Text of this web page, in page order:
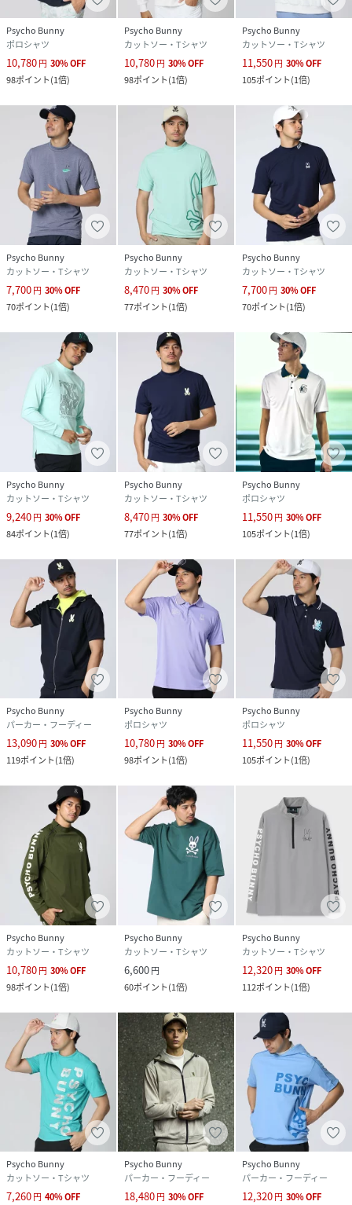
Psycho Bunny
ポロシャツ
10,780円 30%OFF
98ポイント(1倍)
Psycho Bunny
カットソー・Tシャツ
10,780円 30%OFF
98ポイント(1倍)
Psycho Bunny
カットソー・Tシャツ
11,550円 30%OFF
105ポイント(1倍)
Psycho Bunny
カットソー・Tシャツ
7,700円 30%OFF
70ポイント(1倍)
Psycho Bunny
カットソー・Tシャツ
8,470円 30%OFF
77ポイント(1倍)
Psycho Bunny
カットソー・Tシャツ
7,700円 30%OFF
70ポイント(1倍)
Psycho Bunny
カットソー・Tシャツ
9,240円 30%OFF
84ポイント(1倍)
Psycho Bunny
カットソー・Tシャツ
8,470円 30%OFF
77ポイント(1倍)
Psycho Bunny
ポロシャツ
11,550円 30%OFF
105ポイント(1倍)
Psycho Bunny
パーカー・フーディー
13,090円 30%OFF
119ポイント(1倍)
Psycho Bunny
ポロシャツ
10,780円 30%OFF
98ポイント(1倍)
Psycho Bunny
ポロシャツ
11,550円 30%OFF
105ポイント(1倍)
Psycho Bunny
カットソー・Tシャツ
10,780円 30%OFF
98ポイント(1倍)
Psycho Bunny
カットソー・Tシャツ
6,600円
60ポイント(1倍)
Psycho Bunny
カットソー・Tシャツ
12,320円 30%OFF
112ポイント(1倍)
Psycho Bunny
カットソー・Tシャツ
7,260円 40%OFF
Psycho Bunny
パーカー・フーディー
18,480円 30%OFF
Psycho Bunny
パーカー・フーディー
12,320円 30%OFF